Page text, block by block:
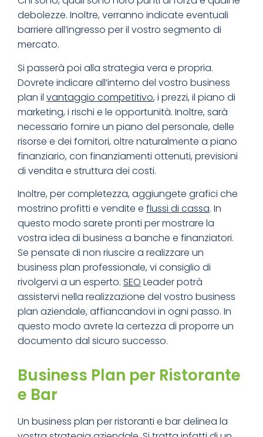
debolezze. Inoltre, verranno indicate eventuali
barriere all’ingresso per il vostro segmento di
mercato.
Si passerà poi alla strategia vera e propria.
Dovrete indicare all’interno del vostro business
plan il vantaggio competitivo, i prezzi, il piano di
marketing, i rischi e le opportunità. Inoltre, sarà
necessario fornire un piano del personale, delle
risorse e dei fornitori, oltre naturalmente a piano
finanziario, con finanziamenti ottenuti, previsioni
di vendita e struttura dei costi.
Inoltre, per completezza, aggiungete grafici che
mostrino profitti e vendite e flussi di cassa. In
questo modo sarete pronti per mostrare la
vostra idea di business a banche e finanziatori.
Se pensate di non riuscire a realizzare un
business plan professionale, vi consiglio di
rivolgervi a un esperto. SEO Leader potrà
assistervi nella realizzazione del vostro business
plan aziendale, affiancandovi in ogni passo. In
questo modo avrete la certezza di proporre un
documento dal sicuro successo.
Business Plan per Ristorante
e Bar
Un business plan per ristoranti e bar delinea la